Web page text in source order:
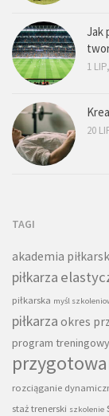
Jak
1
20
TAGI
akademia
piłkarza
piłkarska myśl
piłkarza okres
program treningowy
rozciąganie
staż trenerski szkolenie